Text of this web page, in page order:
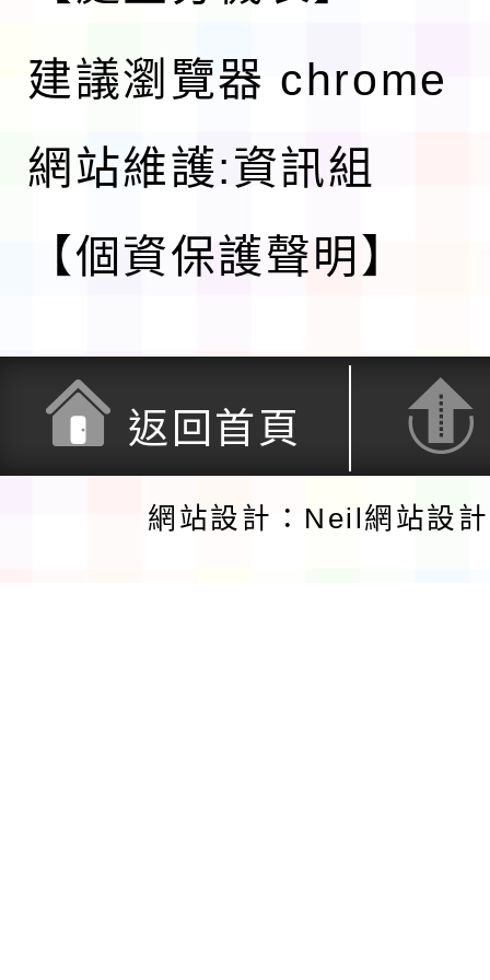
建議瀏覽器 chrome
網站維護:資訊組
【個資保護聲明】
返回首頁
網站設計：Neil網站設